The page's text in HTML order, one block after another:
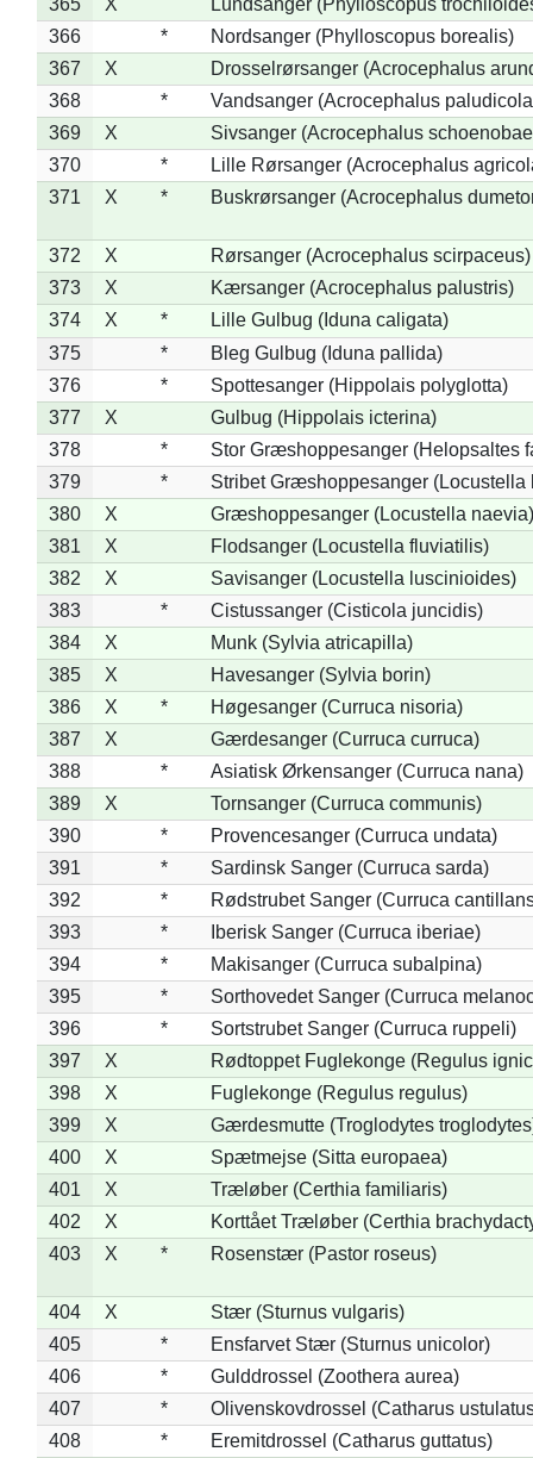
366
*
Nordsanger (Phylloscopus borealis)
367
X
Drosselrørsanger (Acrocephalus
368
*
Vandsanger (Acrocephalus
369
X
Sivsanger (Acrocephalus
370
*
Lille Rørsanger (Acrocephalus
371
X * Buskrørsanger (Acrocephalus
372 X
Rørsanger (Acrocephalus scirpaceus)
373
X
Kærsanger (Acrocephalus palustris)
374
X *
Lille Gulbug (Iduna caligata)
375
*
Bleg Gulbug (Iduna pallida)
376
*
Spottesanger (Hippolais polyglotta)
377
X
Gulbug (Hippolais icterina)
378
*
Stor Græshoppesanger (Helopsaltes
379
*
Stribet Græshoppesanger (Locustella
380
X
Græshoppesanger (Locustella naevia)
381
X
Flodsanger (Locustella fluviatilis)
382
X
Savisanger (Locustella luscinioides)
383
*
Cistussanger (Cisticola juncidis)
384
X
Munk (Sylvia atricapilla)
385
X
Havesanger (Sylvia borin)
386
X *
Høgesanger (Curruca nisoria)
387
X
Gærdesanger (Curruca curruca)
388
*
Asiatisk Ørkensanger (Curruca nana)
389
X
Tornsanger (Curruca communis)
390
*
Provencesanger (Curruca undata)
391
*
Sardinsk Sanger (Curruca sarda)
392
*
Rødstrubet Sanger (Curruca
393
*
Iberisk Sanger (Curruca iberiae)
394
*
Makisanger (Curruca subalpina)
395
*
Sorthovedet Sanger (Curruca
396
*
Sortstrubet Sanger (Curruca ruppeli)
397
X
Rødtoppet Fuglekonge (Regulus
398
X
Fuglekonge (Regulus regulus)
399
X
Gærdesmutte (Troglodytes
400
X
Spætmejse (Sitta europaea)
401
X
Træløber (Certhia familiaris)
402
X
Korttået Træløber (Certhia
403
X * Rosenstær (Pastor roseus)
404 X
Stær (Sturnus vulgaris)
405
*
Ensfarvet Stær (Sturnus unicolor)
406
*
Gulddrossel (Zoothera aurea)
407
*
Olivenskovdrossel (Catharus
408
*
Eremitdrossel (Catharus guttatus)